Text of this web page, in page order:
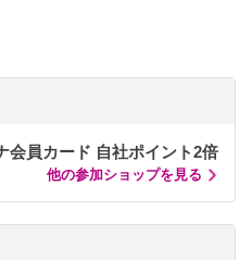
会員カード 自社ポイント2倍
他の参加ショップを見る